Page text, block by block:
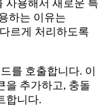
사용해서 새로운 특
하는 이유는
르게 처리하도록
를 호출합니다. 이
을 추가하고, 충돌
합니다.